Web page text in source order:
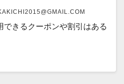
できるクーポンや割引はある